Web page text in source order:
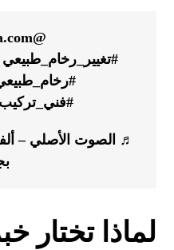
@alrahmaa.com
#تغيير_رخام_طبيعي
♬ الصوت الأصلي –
لماذا تختار